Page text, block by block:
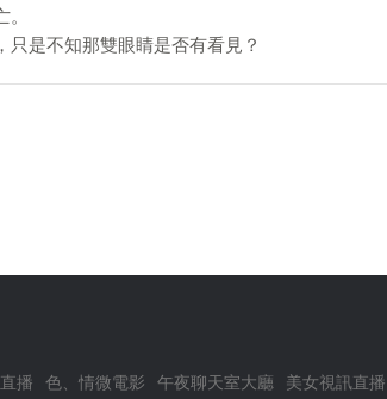
只是不知那雙眼睛是否有看見？
播 色、情微電影 午夜聊天室大廳 美女視訊直播